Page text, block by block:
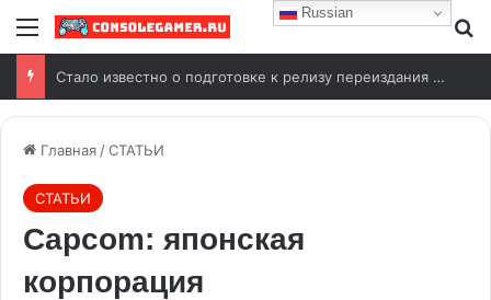
Стало известно о подготовке к релизу переиздания Wolfenstein (2009)
Главная /СТАТЬИ
СТАТЬИ
Capcom: японская
корпорация
Russian